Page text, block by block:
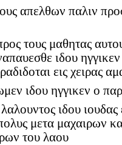
απελθων παλιν
τους μαθητας
ιδου
εις χειρας
ιδου ηγγικεν ο
ιδου
μετα μαχαιρων
του λαου